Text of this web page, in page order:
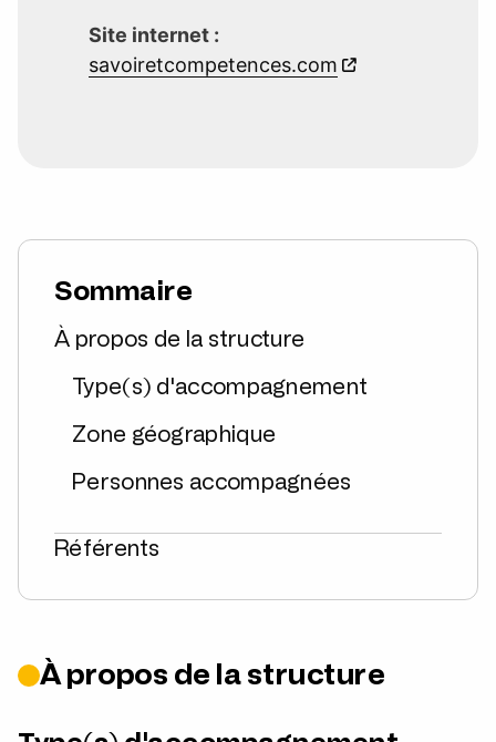
Site internet :
savoiretcompetences.com
Sommaire
À propos de la structure
Type(s) d'accompagnement
Zone géographique
Personnes accompagnées
Référents
À propos de la structure